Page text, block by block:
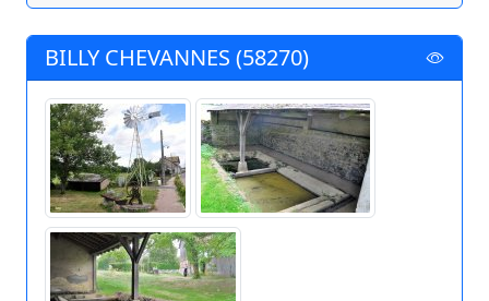
BILLY CHEVANNES (58270)